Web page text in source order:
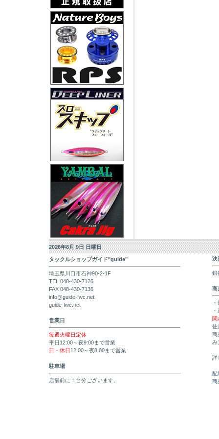
2026年8月 9日 日曜日
タックルショップガイド"guide"
埼玉県川口市石神90-2-1F
TEL 048-430-7126
FAX 048-430-7136
info@guide-fwc.net
guide-fwc.net
営業日
毎週火曜日定休
平日12:00～夜9:00まで営業
日・休日 12:00～夜8:00まで営業
駐車場
店舗前に１台分ございます。
決
銀
商
関
佐
商
み
詳
配
商